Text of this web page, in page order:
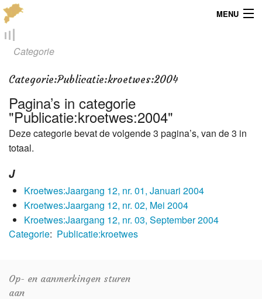
MENU
Menu
Locaties
Kaarten
Overig
Verenigingsinfo
Categorie
Categorie:Publicatie:kroetwes:2004
Pagina’s in categorie
"Publicatie:kroetwes:2004"
Deze categorie bevat de volgende 3 pagina’s, van de 3 in
totaal.
J
Kroetwes:Jaargang 12, nr. 01, Januari 2004
Kroetwes:Jaargang 12, nr. 02, Mei 2004
Kroetwes:Jaargang 12, nr. 03, September 2004
Categorie: Publicatie:kroetwes
Op- en aanmerkingen sturen
aan